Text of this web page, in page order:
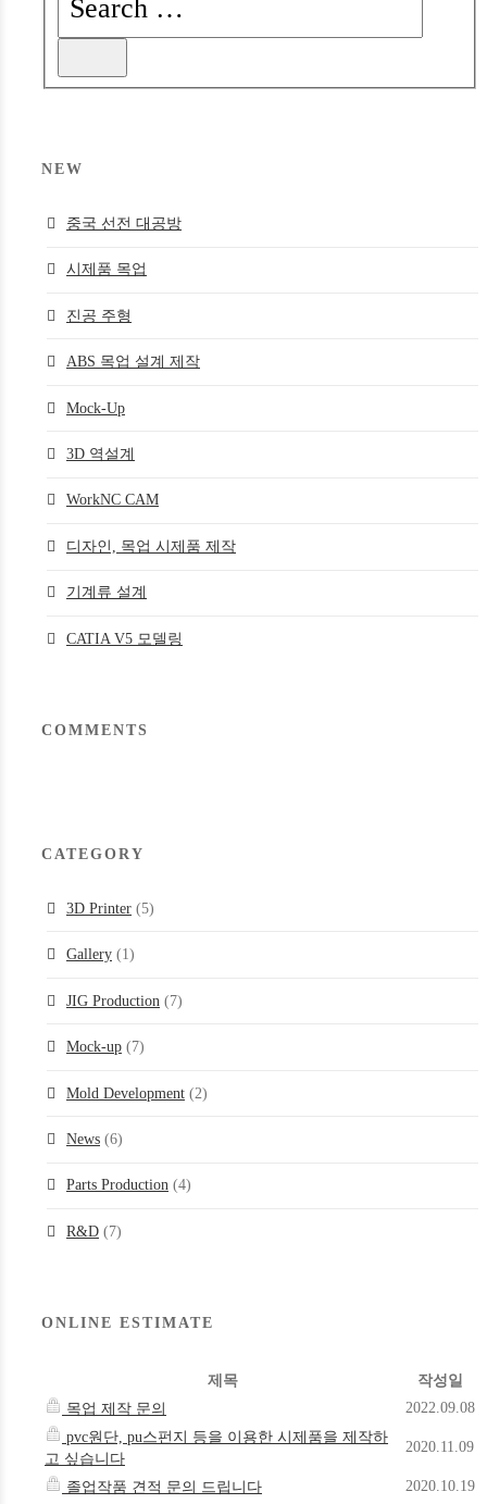
NEW
중국 선전 대공방
시제품 목업
진공 주형
ABS 목업 설계 제작
Mock-Up
3D 역설계
WorkNC CAM
디자인, 목업 시제품 제작
기계류 설계
CATIA V5 모델링
COMMENTS
CATEGORY
3D Printer (5)
Gallery (1)
JIG Production (7)
Mock-up (7)
Mold Development (2)
News (6)
Parts Production (4)
R&D (7)
ONLINE ESTIMATE
제목
작성일
목업 제작 문의
2022.09.08
pvc원단, pu스펀지 등을 이용한 시제품을 제작하
고 싶습니다
2020.11.09
졸업작품 견적 문의 드립니다
2020.10.19